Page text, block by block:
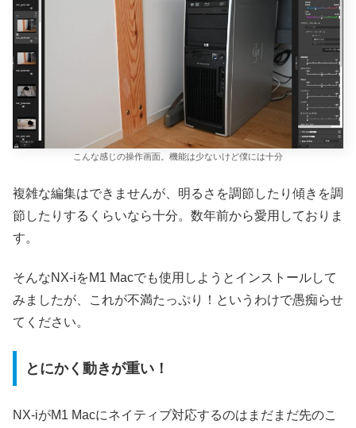
こんな感じの操作画面。機能は少ないけど僕には十分
複雑な編集はできませんが、明るさを調節したり傾きを調
節したりするくらいなら十分。数年前から愛用しておりま
す。
そんなNX-iをM1 Macでも使用しようとインストールして
みましたが、これが不満たっぷり！というわけで愚痴らせ
てください。
とにかく動きが重い！
NX-iがM1 Macにネイティブ対応するのはまだまだ先のこ